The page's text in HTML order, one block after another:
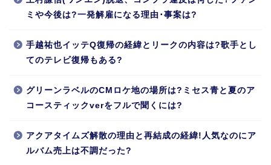
ミや今後は?一発解雇になる理由･事案は?
手越祐也イッテQ復帰の経緯とリークの内容は?歌手とし
てのテレビ復帰もある?
グリーンラベルのCMロケ地の場所は?ミセス青と夏のア
コースティックverをフルで聞くには?
アクアタイムズ解散の理由と再結成の経緯!人気なのにア
ルバム売上は不調だった?